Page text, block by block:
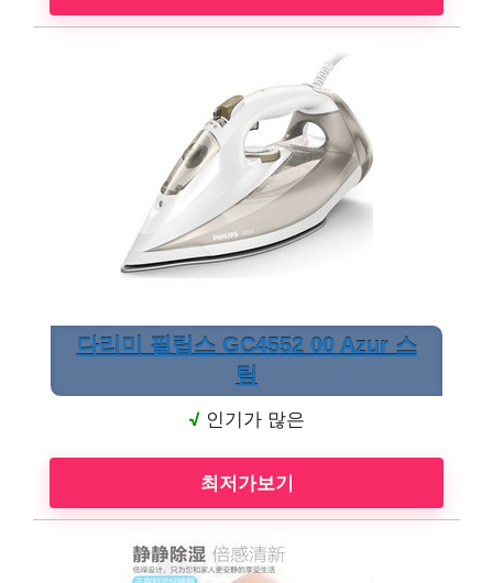
다리미 필립스 GC4552 00 Azur 스
팀
√ 인기가 많은
최저가보기